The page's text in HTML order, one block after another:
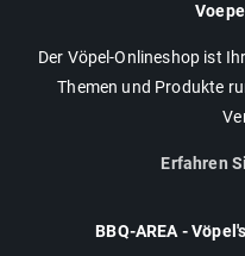
Der Vöpel-Onlineshop ist
Themen und Produkte
Erfahren
BBQ-AREA -